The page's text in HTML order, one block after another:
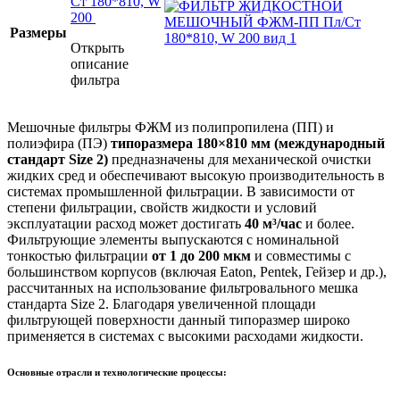
Размеры
200
Открыть
описание
фильтра
Мешочные фильтры ФЖМ из полипропилена (ПП) и
полиэфира (ПЭ) типоразмера 180×810 мм (международный
стандарт Size 2) предназначены для механической очистки
жидких сред и обеспечивают высокую производительность в
системах промышленной фильтрации. В зависимости от
степени фильтрации, свойств жидкости и условий
эксплуатации расход может достигать 40 м³/час и более.
Фильтрующие элементы выпускаются с номинальной
тонкостью фильтрации от 1 до 200 мкм и совместимы с
большинством корпусов (включая Eaton, Pentek, Гейзер и др.),
рассчитанных на использование фильтровального мешка
стандарта Size 2. Благодаря увеличенной площади
фильтрующей поверхности данный типоразмер широко
применяется в системах с высокими расходами жидкости.
Основные отрасли и технологические процессы: